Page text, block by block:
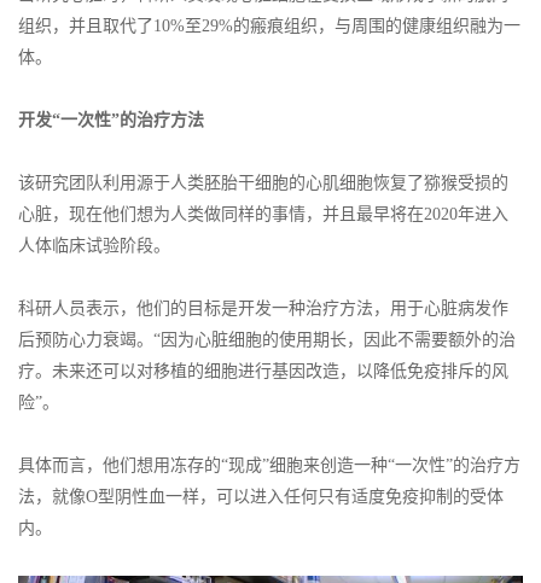
组织，并且取代了10%至29%的瘢痕组织，与周围的健康组织融为一
体。
开发“一次性”的治疗方法
该研究团队利用源于人类胚胎干细胞的心肌细胞恢复了猕猴受损的
心脏，现在他们想为人类做同样的事情，并且最早将在2020年进入
人体临床试验阶段。
科研人员表示，他们的目标是开发一种治疗方法，用于心脏病发作
后预防心力衰竭。“因为心脏细胞的使用期长，因此不需要额外的治
疗。未来还可以对移植的细胞进行基因改造，以降低免疫排斥的风
险”。
具体而言，他们想用冻存的“现成”细胞来创造一种“一次性”的治疗方
法，就像O型阴性血一样，可以进入任何只有适度免疫抑制的受体
内。